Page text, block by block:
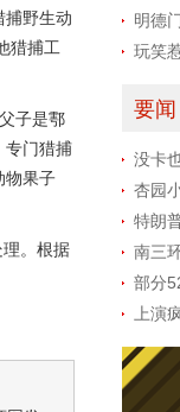
捕野生动
猎捕工
子是鄠
专门猎捕
物果子
。根据
盼供暖
明德
玩笑
要闻
没卡
杏园
特朗
南三
部分
00元上演